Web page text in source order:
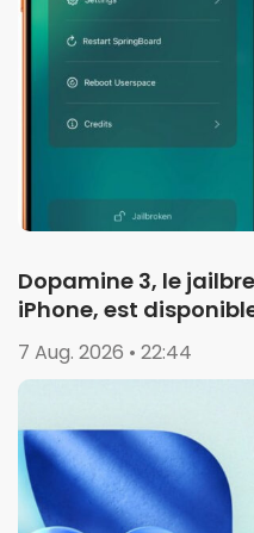
Dopamine 3, le
iPhone, est
7 Aug. 2026 • 22:44